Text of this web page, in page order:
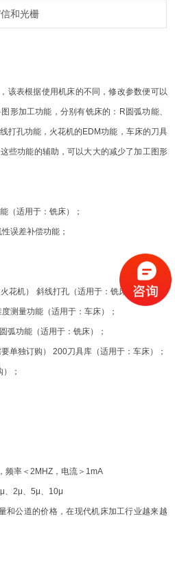
和光栅
该表根据使用机床的不同，修改参数便可以
形加工功能，分别有铣床的： R 圆弧功能、
打孔功能，火花机的 EDM功能，车床的刀具
些功能的辅助，可以大大的减少了加工图形
（适用于：铣床）；
误差补偿功能；
花机） 斜线打孔（适用于：铣床）
度测量功能（适用于：车床）；
圆弧功能（适用于：铣床）；
单独订购） 200刀具库（适用于：车床）；
；
频率＜2MHZ，电流＞1mA
、2μ、5μ、10μ
和公道的价格，在现代机床加工行业越来越